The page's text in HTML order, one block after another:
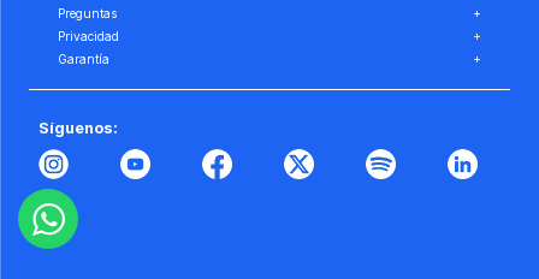
Preguntas
+
Privacidad
+
Garantía
+
Síguenos: